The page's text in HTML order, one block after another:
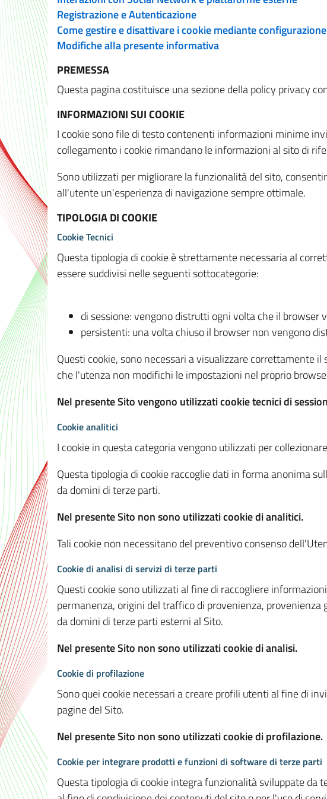
Registrazione e Autenticazione
Come gestire e disattivare i cookie mediante
Modifiche alla presente informativa
PREMESSA
Questa pagina costituisce una sezione della policy privacy
INFORMAZIONI SUI COOKIE
I cookie sono file di testo contenenti informazioni minime
collegamento i cookie rimandano le informazioni al sito di
Sono utilizzati per migliorare la funzionalità del sito,
all'utente un'esperienza di navigazione sempre ottimale.
TIPOLOGIA DI COOKIE
Cookie Tecnici
Questa tipologia di cookie è strettamente necessaria al
essere suddivisi nelle seguenti sottocategorie:
di sessione: vengono distrutti ogni volta che il browser
persistenti: una volta chiuso il browser non vengono
Questi cookie, sono necessari a visualizzare correttamente
che l'utenza non modifichi le impostazioni nel proprio
Nel presente Sito vengono utilizzati cookie tecnici di
Cookie analitici
I cookie in questa categoria vengono utilizzati per
Questa tipologia di cookie raccoglie dati in forma anonima
da domini di terze parti.
Nel presente Sito non sono utilizzati cookie di analitici.
Tali cookie non necessitano del preventivo consenso
Cookie di analisi di servizi di terze parti
Questi cookie sono utilizzati al fine di raccogliere
permanenza, origini del traffico di provenienza,
da domini di terze parti esterni al Sito.
Nel presente Sito non sono utilizzati cookie di analisi.
Cookie di profilazione
Sono quei cookie necessari a creare profili utenti al fine di
pagine del Sito.
Nel presente Sito non sono utilizzati cookie di profilazione.
Cookie per integrare prodotti e funzioni di software di terze parti
Questa tipologia di cookie integra funzionalità sviluppate da